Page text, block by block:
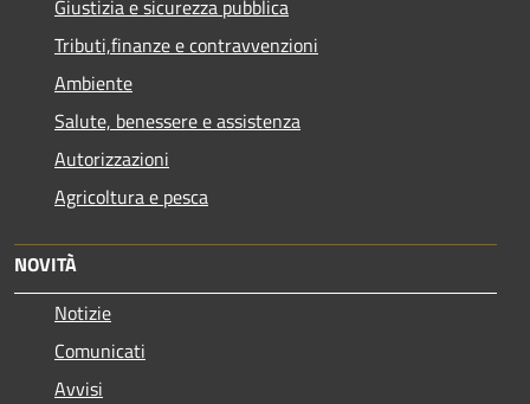
Giustizia e sicurezza pubblica
Tributi,finanze e contravvenzioni
Ambiente
Salute, benessere e assistenza
Autorizzazioni
Agricoltura e pesca
NOVITÀ
Notizie
Comunicati
Avvisi